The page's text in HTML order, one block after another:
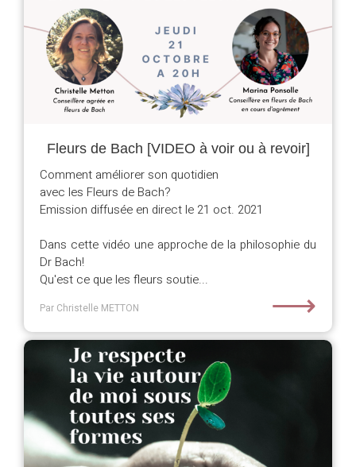
Fleurs de Bach [VIDEO à voir ou à revoir]
Comment améliorer son quotidien
avec les Fleurs de Bach?
Emission diffusée en direct le 21 oct. 2021
Dans cette vidéo une approche de la philosophie du
Dr Bach!
Qu'est ce que les fleurs soutie...
Par Christelle METTON ⟶